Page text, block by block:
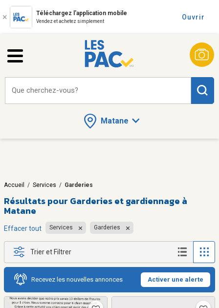
Téléchargez l'application mobile
Vendez et achetez simplement
Ouvrir
Matane
Que cherchez-vous?
Accueil / Services / Garderies
Résultats pour Garderies et gardiennage à
Matane
Effacer tout Services Garderies
Trier et Filtrer
Recevez les nouvelles annonces Activer une alerte